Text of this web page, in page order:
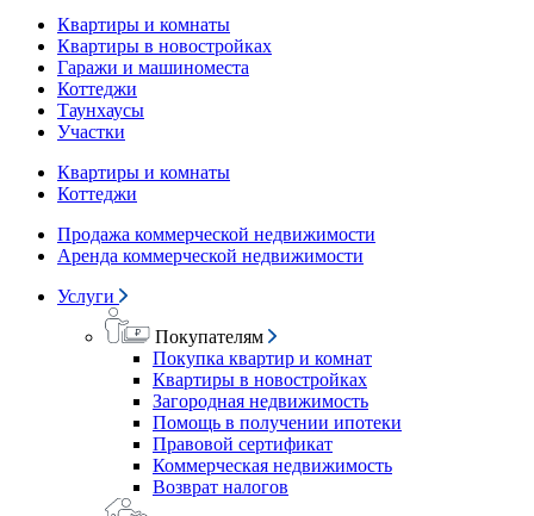
Квартиры и комнаты
Квартиры в новостройках
Гаражи и машиноместа
Коттеджи
Таунхаусы
Участки
Квартиры и комнаты
Коттеджи
Продажа коммерческой недвижимости
Аренда коммерческой недвижимости
Услуги
Покупателям
Покупка квартир и комнат
Квартиры в новостройках
Загородная недвижимость
Помощь в получении ипотеки
Правовой сертификат
Коммерческая недвижимость
Возврат налогов